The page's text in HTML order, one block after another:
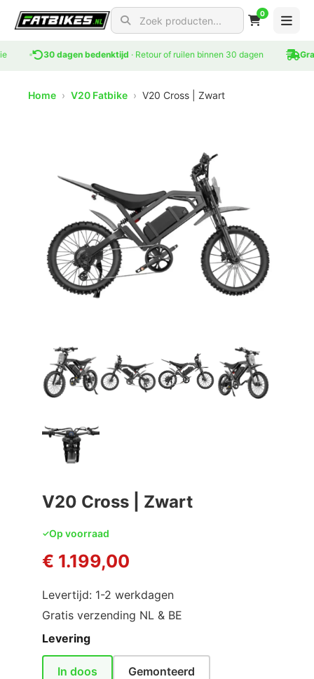
Search for products
0
30 dagen bedenktijd· Retour of ruilen binnen 30 dagen Gratis
Home › V20 Fatbike › V20 Cross | Zwart
V20 Cross | Zwart
Op voorraad
€ 1.199,00
Levertijd: 1-2 werkdagen
Gratis verzending NL & BE
Levering
In doos Gemonteerd